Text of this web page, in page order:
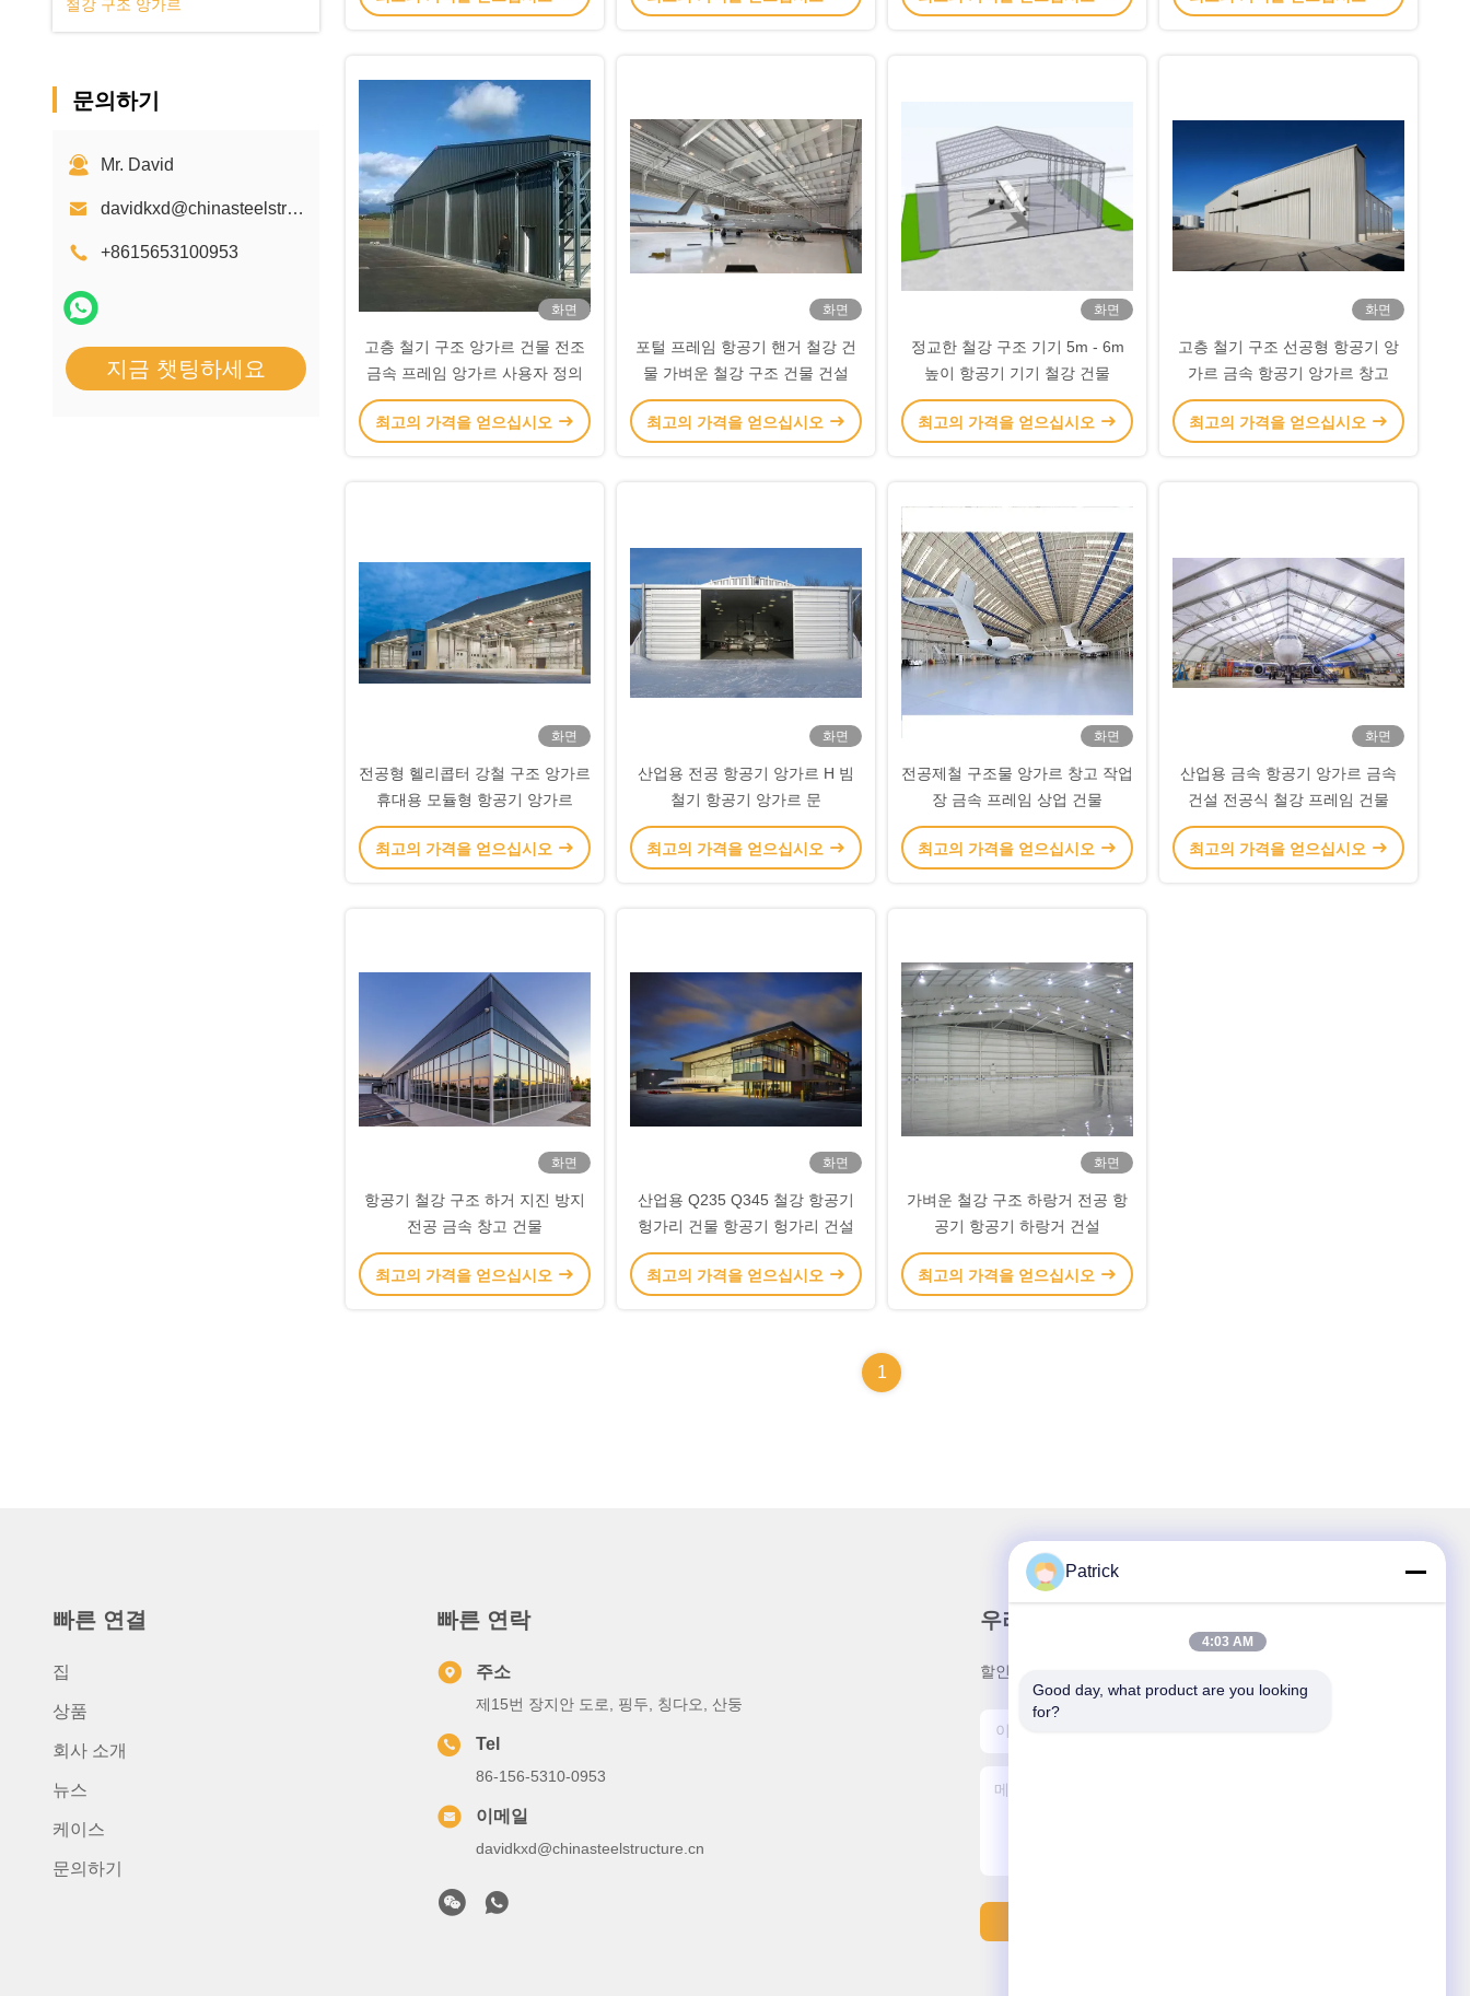
철강 구조 앙가르
문의하기
Mr. David
davidkxd@chinasteelstructure.cn
+8615653100953
지금 챗팅하세요
화면
고층 철기 구조 앙가르 건물 전조
금속 프레임 앙가르 사용자 정의
최고의 가격을 얻으십시오
화면
포털 프레임 항공기 핸거 철강 건
물 가벼운 철강 구조 건물 건설
최고의 가격을 얻으십시오
화면
정교한 철강 구조 기기 5m - 6m
높이 항공기 기기 철강 건물
최고의 가격을 얻으십시오
화면
고층 철기 구조 선공형 항공기 앙
가르 금속 항공기 앙가르 창고
최고의 가격을 얻으십시오
화면
전공형 헬리콥터 강철 구조 앙가르
휴대용 모듈형 항공기 앙가르
최고의 가격을 얻으십시오
화면
산업용 전공 항공기 앙가르 H 빔
철기 항공기 앙가르 문
최고의 가격을 얻으십시오
화면
전공제철 구조물 앙가르 창고 작업
장 금속 프레임 상업 건물
최고의 가격을 얻으십시오
화면
산업용 금속 항공기 앙가르 금속
건설 전공식 철강 프레임 건물
최고의 가격을 얻으십시오
화면
항공기 철강 구조 하거 지진 방지
전공 금속 창고 건물
최고의 가격을 얻으십시오
화면
산업용 Q235 Q345 철강 항공기
헝가리 건물 항공기 헝가리 건설
최고의 가격을 얻으십시오
화면
가벼운 철강 구조 하랑거 전공 항
공기 항공기 하랑거 건설
최고의 가격을 얻으십시오
1
빠른 연결
집
상품
회사 소개
뉴스
케이스
문의하기
빠른 연락
주소
제15번 장지안 도로, 핑두, 칭다오, 산둥
Tel
86-156-5310-0953
이메일
davidkxd@chinasteelstructure.cn
우리 뉴스레터
할인 및 더 많은 정보를 얻기 위해 뉴스레터에 가입하십시오.
Patrick
4:03 AM
Good day, what product are you looking
for?